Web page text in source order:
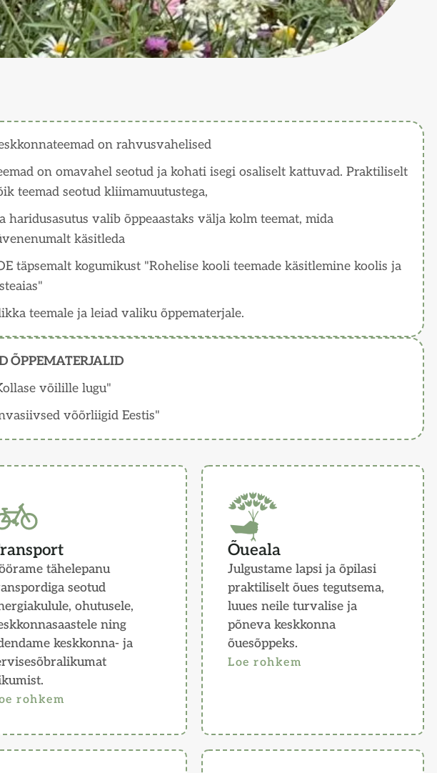
on rahvusvahelised
on omavahel seotud ja kohati isegi osaliselt kattuvad. Praktiliselt
teemad seotud kliimamuutustega,
haridusasutus valib õppeaastaks välja kolm teemat, mida
käsitleda
täpsemalt kogumikust "Rohelise kooli teemade käsitlemine koolis ja
teemale ja leiad valiku õppematerjale.
ÕPPEMATERJALID
võilille lugu"
võõrliigid Eestis"
tähelepanu
seotud
ohutusele,
ning
keskkonna- ja
rohkem
Õueala
Julgustame lapsi ja õpilasi
praktiliselt õues tegutsema,
luues neile turvalise ja
põneva keskkonna
õuesõppeks.
Loe rohkem